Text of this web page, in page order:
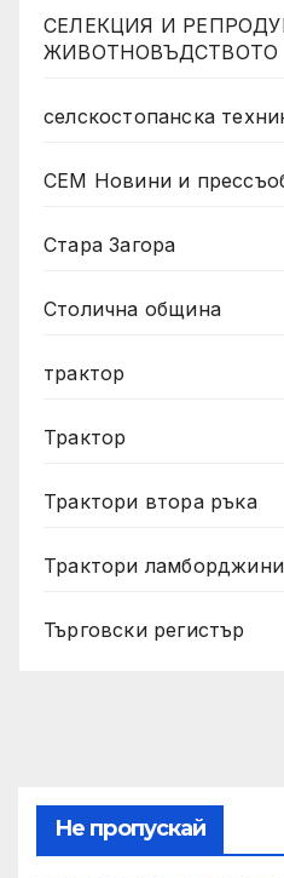
СЕЛЕКЦИЯ И
ЖИВОТНОВЪДСТВОТО
селскостопанска
СЕМ Новини и
Стара Загора
Столична община
трактор
Трактор
Трактори втора ръка
Трактори ламборджини
Търговски регистър
Не пропускай